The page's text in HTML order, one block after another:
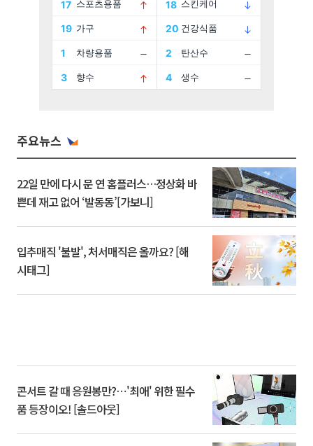
주요뉴스
22일 만에 다시 문 연 홈플러스…정상화 바
쁜데 재고 없어 ‘발동동’[가보니]
입추매직 '불발', 처서매직은 올까요? [해
시태그]
콘서트 갈 때 응원봉만?⋯'최애' 위한 필수
품 등장이오! [솔드아웃]